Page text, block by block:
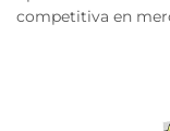
competitiva en